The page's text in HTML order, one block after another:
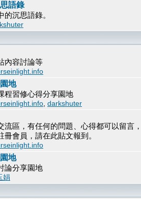
語錄
沉思語錄。
內容討論等
地
程習修心得分享園地
darkshuter
流區，有任何的問題、心得都可以留言
冊會員，請在此貼文報到。
地
論分享園地
娟